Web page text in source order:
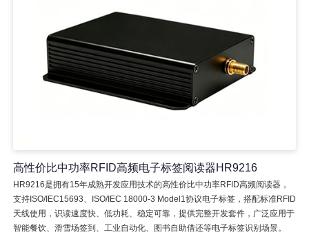
高性价比中功率RFID高频电子标签阅读器HR9216
HR9216是拥有15年成熟开发应用技术的高性价比中功率RFID高频阅读器，
支持ISO/IEC15693、ISO/IEC 18000-3 Model1协议电子标签，搭配标准RFID
天线使用，识读速度快、低功耗、稳定可靠，提供完整开发套件，广泛应用于
智能餐饮、滑雪场签到、工业自动化、图书自助借还等电子标签识别场景。